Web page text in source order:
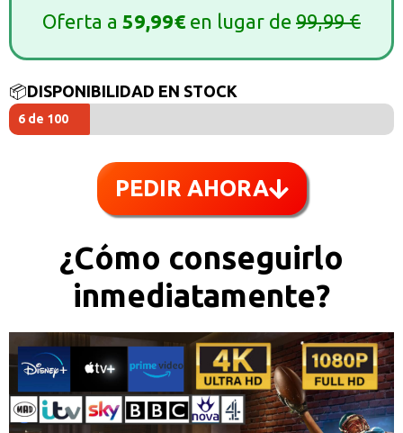
Oferta a 59,99€ en lugar de 99,99 €
📦DISPONIBILIDAD EN STOCK
6 de 100
PEDIR AHORA
¿Cómo conseguirlo
inmediatamente?